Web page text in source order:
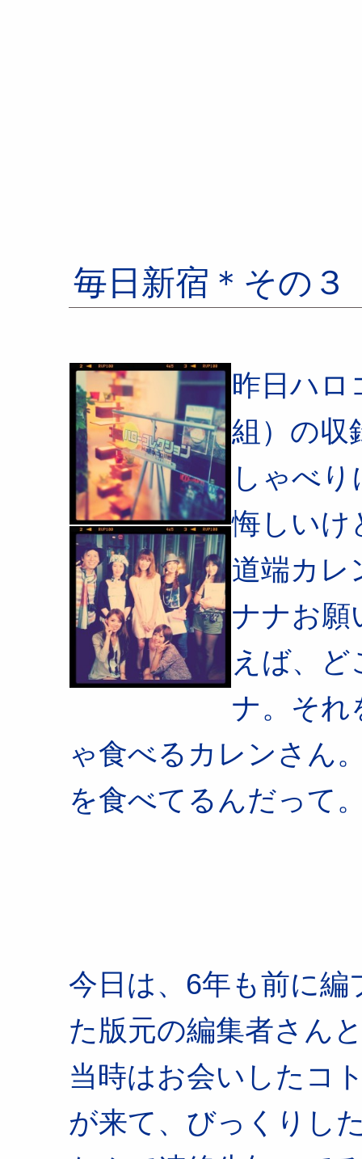
毎日新宿＊その３
昨日ハロ
組）の収
しゃべ
悔しいけ
道端カレ
ナナお願
えば、
ナ。それ
ゃ食べるカレンさん
を食べてるんだって
今日は、6年も前に
た版元の編集者さん
当時はお会いしたコ
が来て、びっくりし